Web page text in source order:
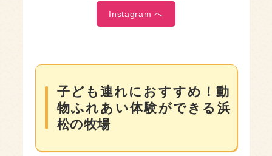
Instagram へ
子ども連れにおすすめ！動
物ふれあい体験ができる浜
松の牧場